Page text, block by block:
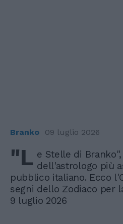
Branko 09 luglio 2026
"L e Stelle di
dell'astrologo più
pubblico italiano. Ecco
segni dello Zodiaco per
9 luglio 2026